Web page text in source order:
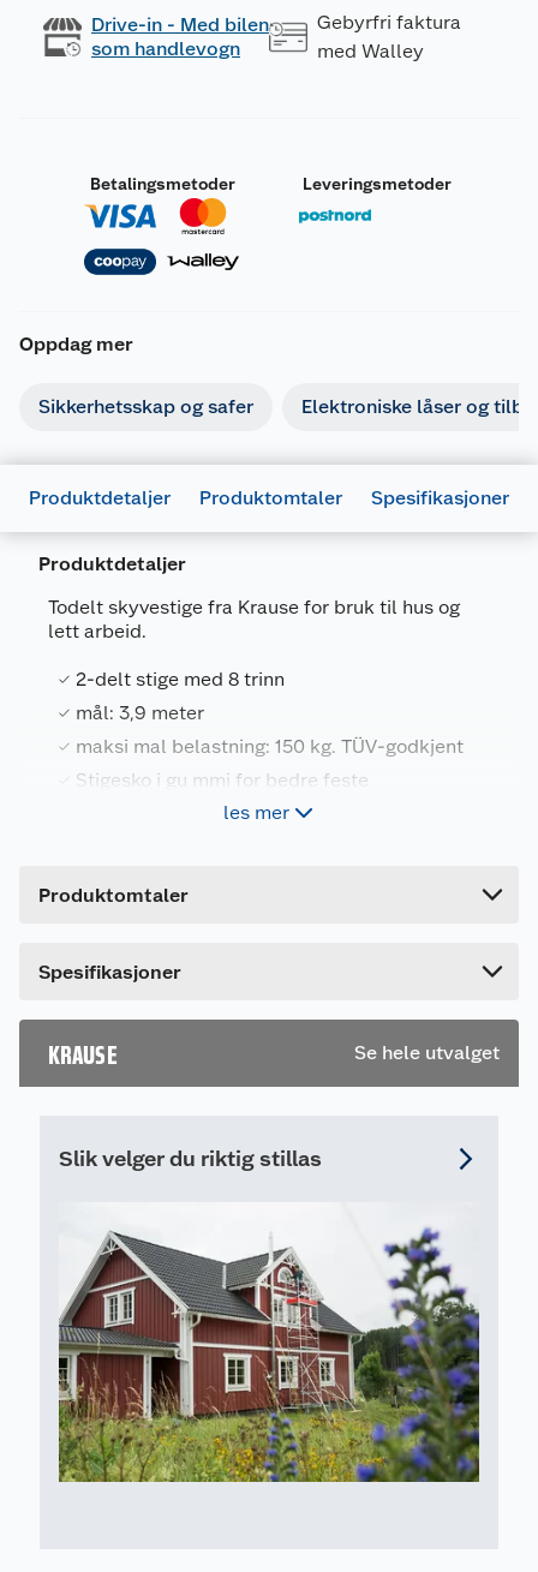
Drive-in - Med bilen
som handlevogn
Gebyrfri faktura
med Walley
Betalingsmetoder Leveringsmetoder
Oppdag mer
Sikkerhetsskap og safer Elektroniske låser og
Produktdetaljer Produktomtaler Spesifikasjoner
Produktdetaljer
Todelt skyvestige fra Krause for bruk til hus og
lett arbeid.
2-delt stige med 8 trinn
mål: 3,9 meter
maksi mal belastning: 150 kg. TÜV-godkjent
Stigesko i gu mmi for bedre feste
Trinn med riflet overflate på alle sider for økt
forlengelse
Maks belastning: 150 kg
les mer
Produktomtaler
Spesifikasjoner
Generelt
Artikkelnummer
Leverandørens artikkelnummer
7700032089
Lengde
KRAUSE Se hele utvalget
Slik velger du riktig stillas